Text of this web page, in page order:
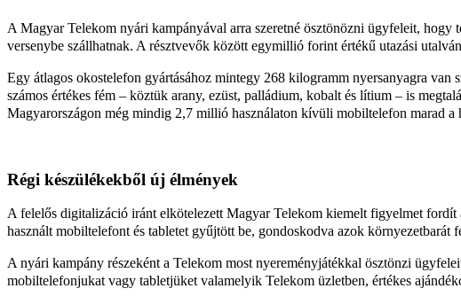
A Magyar Telekom nyári kampányával arra szeretné ösztönözni ügyfeleit, hogy
versenybe szállhatnak. A résztvevők között egymillió forint értékű utazási
Egy átlagos okostelefon gyártásához mintegy 268 kilogramm nyersanyagra
számos értékes fém – köztük arany, ezüst, palládium, kobalt és lítium – is
Magyarországon még mindig 2,7 millió használaton kívüli mobiltelefon marad a
Régi készülékekből új élmények
A felelős digitalizáció iránt elkötelezett Magyar Telekom kiemelt figyelmet
használt mobiltelefont és tabletet gyűjtött be, gondoskodva azok környezetbarát
A nyári kampány részeként a Telekom most nyereményjátékkal ösztönzi
mobiltelefonjukat vagy tabletjüket valamelyik Telekom üzletben, értékes